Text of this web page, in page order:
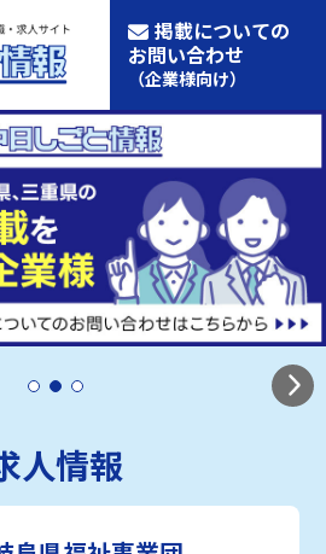
掲載についての
お問い合わせ
（企業様向け）
人情報